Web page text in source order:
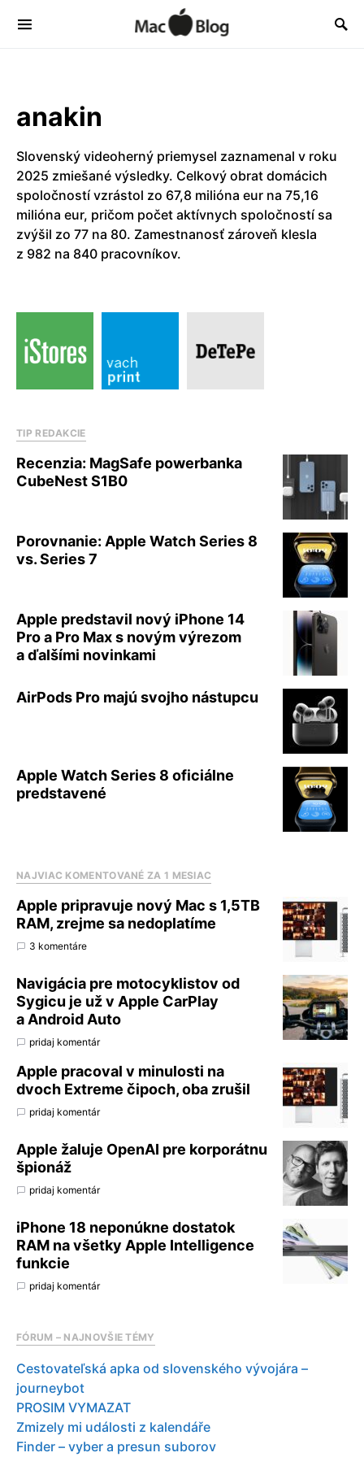
anakin
Slovenský videoherný priemysel zaznamenal v roku
2025 zmiešané výsledky. Celkový obrat domácich
spoločností vzrástol zo 67,8 milióna eur na 75,16
milióna eur, pričom počet aktívnych spoločností sa
zvýšil zo 77 na 80. Zamestnanosť zároveň klesla
z 982 na 840 pracovníkov.
TIP REDAKCIE
Recenzia: MagSafe powerbanka
CubeNest S1B0
Porovnanie: Apple Watch Series 8
vs. Series 7
Apple predstavil nový iPhone 14
Pro a Pro Max s novým výrezom
a ďalšími novinkami
AirPods Pro majú svojho nástupcu
Apple Watch Series 8 oficiálne
predstavené
NAJVIAC KOMENTOVANÉ ZA 1 MESIAC
Apple pripravuje nový Mac s 1,5TB
RAM, zrejme sa nedoplatíme
3 komentáre
Navigácia pre motocyklistov od
Sygicu je už v Apple CarPlay
a Android Auto
pridaj komentár
Apple pracoval v minulosti na
dvoch Extreme čipoch, oba zrušil
pridaj komentár
Apple žaluje OpenAI pre korporátnu
špionáž
pridaj komentár
iPhone 18 neponúkne dostatok
RAM na všetky Apple Intelligence
funkcie
pridaj komentár
FÓRUM – NAJNOVŠIE TÉMY
Cestovateľská apka od slovenského vývojára –
journeybot
PROSIM VYMAZAT
Zmizely mi události z kalendáře
Finder – vyber a presun suborov